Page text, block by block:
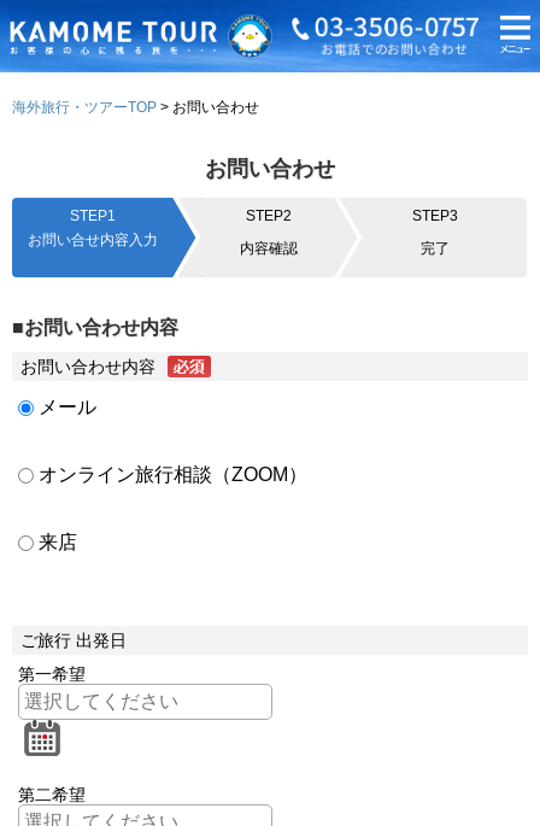
海外旅行・ツアーTOP お問い合わせ
お問い合わせ
STEP1
お問い合せ内容入力
STEP2
内容確認
STEP3
完了
■お問い合わせ内容
お問い合わせ内容
メール
オンライン旅行相談（ZOOM）
来店
ご旅行 出発日
第一希望
第二希望